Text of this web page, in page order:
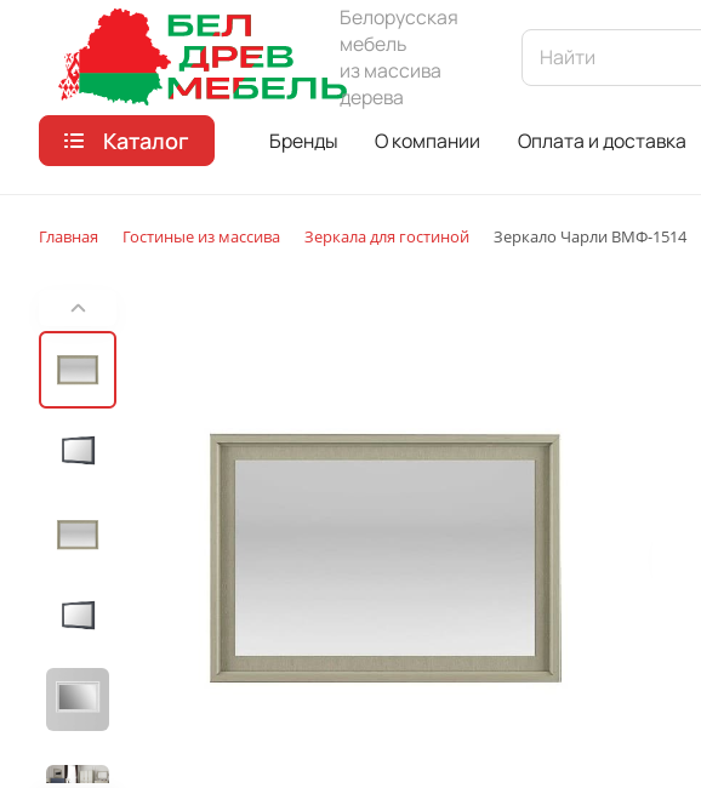
Белорусская
мебель
из массива
дерева
Каталог Бренды О компании Оплата и доставка
Главная Гостиные из массива Зеркала для гостиной Зеркало Чарли ВМФ-1514